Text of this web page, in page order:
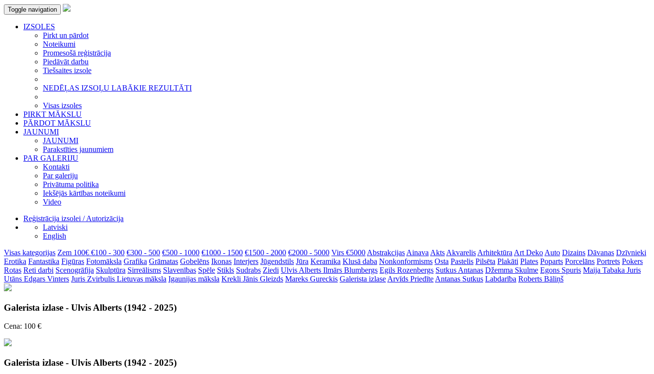
Toggle navigation
IZSOLES
Pirkt un pārdot
Noteikumi
Promesošā reģistrācija
Piedāvāt darbu
Tiešsaites izsole
NEDĒĻAS IZSOĻU LABĀKIE REZULTĀTI
Visas izsoles
PIRKT MĀKSLU
PĀRDOT MĀKSLU
JAUNUMI
JAUNUMI
Parakstīties jaunumiem
PAR GALERIJU
Kontakti
Par galeriju
Privātuma politika
Iekšējās kārtības noteikumi
Video
Reģistrācija izsolei / Autorizācija
Latviski
English
Visas kategorijas Zem 100€ €100 - 300 €300 - 500 €500 - 1000 €1000 - 1500 €1500 - 2000 €2000 - 5000 Virs €5000 Abstrakcijas Ainava Akts Akvarelis Arhitektūra Art Deko Auto Dizains Dāvanas Dzīvnieki
Erotika Fantastika Figūras Fotomāksla Grafika Grāmatas Gobelēns Ikonas Interjers Jūgendstils Jūra Keramika Klusā daba Nonkonformisms Osta Pastelis Pilsēta Plakāti Plates Poparts Porcelāns Portrets Pokers
Rotas Reti darbi Scenogrāfija Skulptūra Sirreālisms Slavenības Spēle Stikls Sudrabs Ziedi Ulvis Alberts Ilmārs Blumbergs Egils Rozenbergs Sutkus Antanas Džemma Skulme Egons Spuris Maija Tabaka Juris
Utāns Edgars Vinters Juris Zvirbulis Lietuvas māksla Igaunijas māksla Krekli Jānis Gleizds Mareks Gureckis Galerista izlase Arvīds Priedīte Antanas Sutkus Labdarība Roberts Bāliņš
Galerista izlase - Ulvis Alberts (1942 - 2025)
Cena: 100 €
Galerista izlase - Ulvis Alberts (1942 - 2025)